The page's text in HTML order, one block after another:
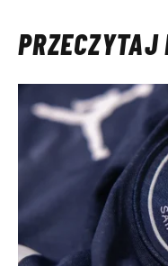
PRZECZYTAJ